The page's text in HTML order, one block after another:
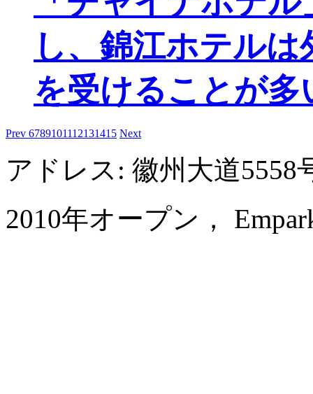
し、錦江ホテル
を受けることが多
Prev 6789101112131415 Next
アドレス: 徽州大道
2010年オープン，